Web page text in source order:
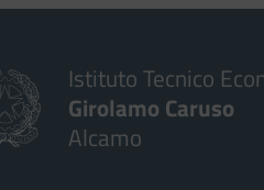
Istituto Tecnico
Girolamo Caruso
Alcamo